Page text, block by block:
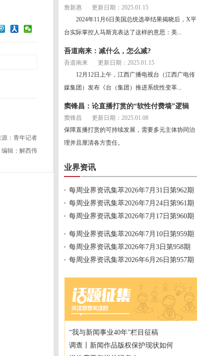
源：青年记者
编辑：解西伟
詹新惠
更新日期：2025.01.15
2024年11月6日美国总统选举结果揭晓后，X平
台实际掌控人马斯克表达了这样的意思：美...
吾道南来：减什么，怎么减?
吾道南来
更新日期：2025.01.15
12月12日上午，江西广播电视台（江西广电传
媒集团）发布《台（集团）推进系统性变革...
窦锋昌：论直播打赏的“软性付费墙”逻辑
窦锋昌
更新日期：2025.01.08
保障直播打赏的可持续发展，需要多元主体协同治
理并且厘清各方责任。
业界资讯
每周业界资讯集萃2026年7月31日第962期
每周业界资讯集萃2026年7月24日第961期
每周业界资讯集萃2026年7月17日第960期
每周业界资讯集萃2026年7月10日第959期
每周业界资讯集萃2026年7月3日第958期
每周业界资讯集萃2026年6月26日第957期
“我与新闻事业40年”栏目征稿
调查丨新闻作品版权保护现状如何